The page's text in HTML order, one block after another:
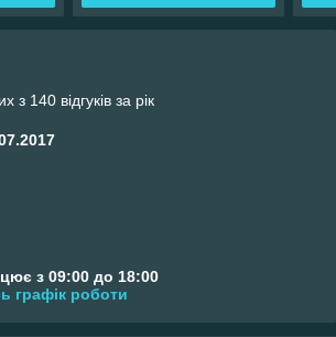
з 140 відгуків за рік
з 09:00 до 18:00
графік роботи